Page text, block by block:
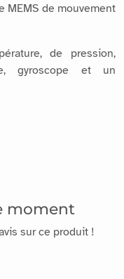
MEMS de mouvement
de pression,
gyroscope et un
moment
sur ce produit !